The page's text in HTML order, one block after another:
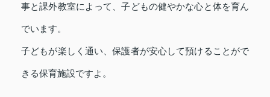
事と課外教室によって、子どもの健やかな心と体を育ん
でいます。
子どもが楽しく通い、保護者が安心して預けることがで
きる保育施設ですよ。